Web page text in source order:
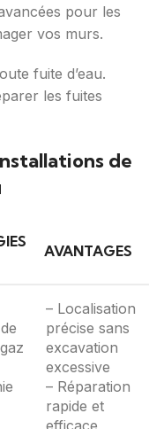
pour les
vos murs.
fuite d’eau.
les fuites
de
AVANTAGES
– Localisation
précise sans
excavation
excessive
– Réparation
rapide et